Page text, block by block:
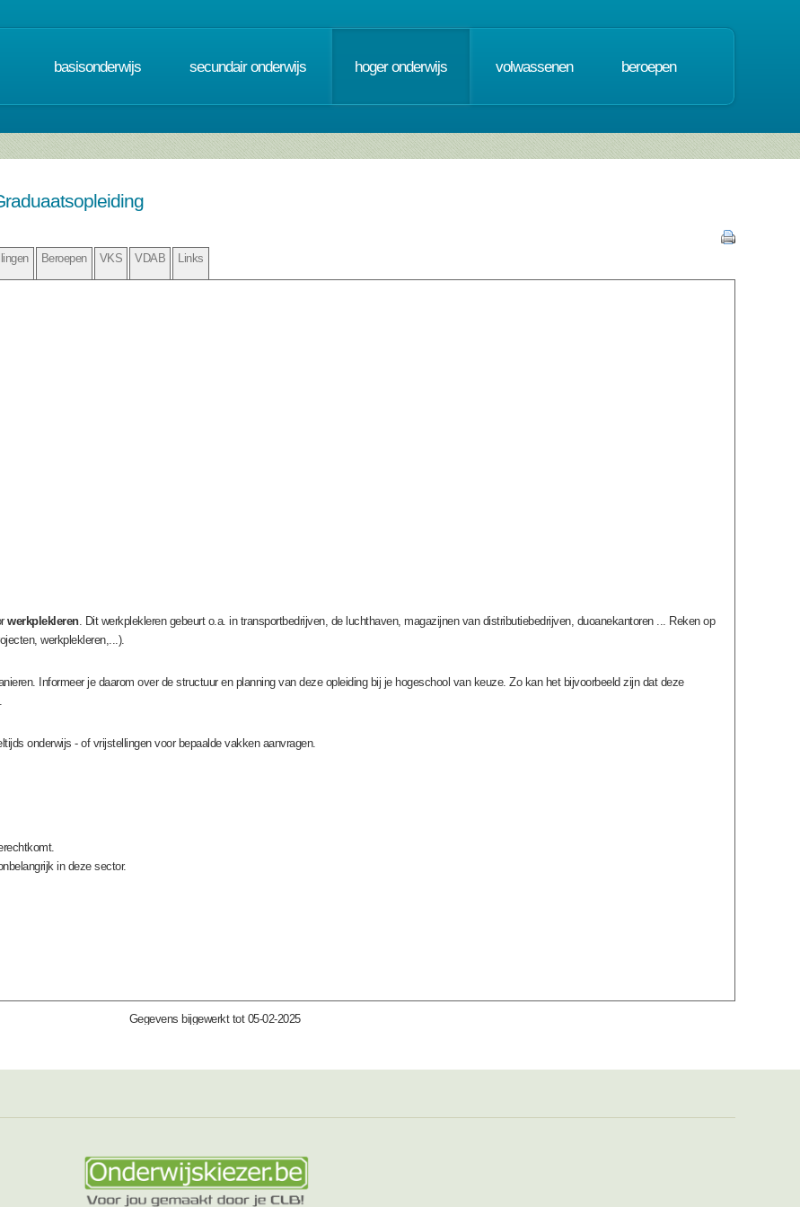
basisonderwijs secundair onderwijs hoger onderwijs volwassenen beroepen
Beroepen VKS VDAB Links
werkplekleren. Dit werkplekleren gebeurt o.a. in transportbedrijven, de luchthaven, magazijnen van distributiebedrijven, duoanekantoren ... Reken op
werkplekleren,...).
Informeer je daarom over de structuur en planning van deze opleiding bij je hogeschool van keuze. Zo kan het bijvoorbeeld zijn dat deze
onderwijs - of vrijstellingen voor bepaalde vakken aanvragen.
in deze sector.
Gegevens bijgewerkt tot 05-02-2025